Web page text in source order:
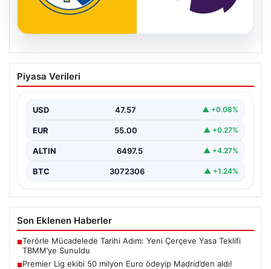
Premier Lig ekibi 50 milyon Euro ödeyip
Madrid’den aldı!
Piyasa Verileri
USD 47.57 ▲ +0.08%
EUR 55.00 ▲ +0.27%
ALTIN 6497.5 ▲ +4.27%
BTC 3072306 ▲ +1.24%
Son Eklenen Haberler
■Terörle Mücadelede Tarihi Adım: Yeni Çerçeve Yasa Teklifi
TBMM’ye Sunuldu
■Premier Lig ekibi 50 milyon Euro ödeyip Madrid’den aldı!